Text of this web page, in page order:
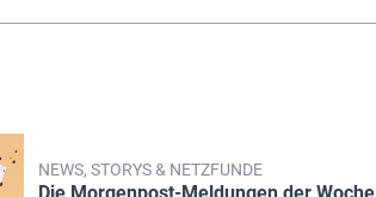
NEWS, STORYS & NETZFUNDE